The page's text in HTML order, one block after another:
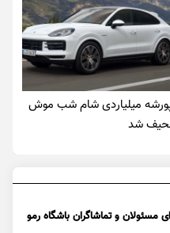
میلیاردی شام شب موش‌
شد
مسئولان و تماشاگران باشگاه رمو